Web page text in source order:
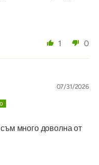
1 0
07/31/2026
много доволна от